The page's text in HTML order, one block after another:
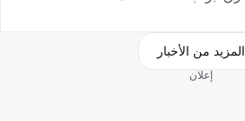
المزيد من الأخبار
إعلان